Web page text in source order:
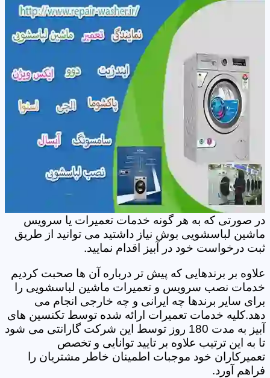
در صورتی که به هر گونه خدمات تعمیرات یا سرویس
ماشین لباسشویی بوش نیاز داشتید می توانید از طریق
ثبت درخواست خود در آبیز اقدام نمایید.
علاوه بر برندهایی که پیش تر درباره آن ها صحبت کردیم
خدمات نصب سرویس و تعمیرات ماشین لباسشویی را
برای سایر برندها چه ایرانی و چه خارجی انجام می
دهد.کلیه خدمات تعمیرات ارائه شده توسط تکنسین های
آبیز به مدت 180 روز توسط این شرکت گارانتی می شود
تا به این ترتیب علاوه بر تایید توانایی و تخصص
تعمیرکاران خود موجبات اطمینان خاطر مشتریان را
فراهم آورد.